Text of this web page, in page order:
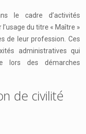
le cadre d’activités
du titre « Maître »
de leur profession. Ces
administratives qui
lors des démarches
de civilité